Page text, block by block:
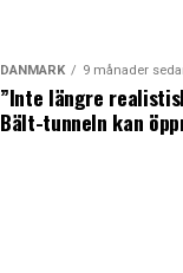
DANMARK 9 månader
”Inte längre
Bält-tunneln kan